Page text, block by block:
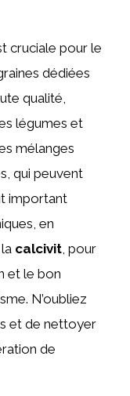
cruciale pour le
dédiées
qualité,
légumes et
mélanges
qui peuvent
important
en
calcivit, pour
et le bon
N’oubliez
et de nettoyer
de